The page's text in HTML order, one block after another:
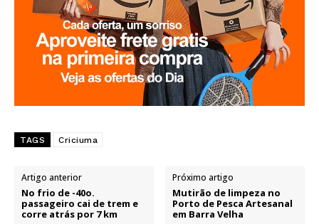
TAGS Criciuma
Artigo anterior
No frio de -40o.
passageiro cai de trem e
corre atrás por 7 km
Próximo artigo
Mutirão de limpeza no
Porto de Pesca Artesanal
em Barra Velha